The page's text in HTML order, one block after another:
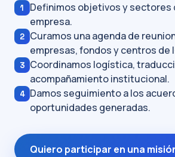
1
Definimos objetivos y sectores
empresa.
2 Curamos una agenda de
empresas, fondos y centros de
3 Coordinamos logística,
acompañamiento institucional.
4 Damos seguimiento a los
oportunidades generadas.
Quiero participar en una